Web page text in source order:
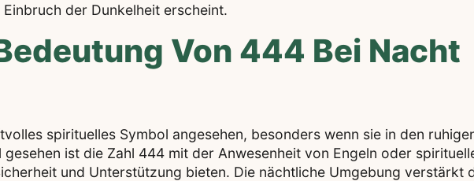
der Dunkelheit erscheint.
Von 444 Bei Nacht
spirituelles Symbol angesehen, besonders wenn sie in den
ist die Zahl 444 mit der Anwesenheit von Engeln oder
und Unterstützung bieten. Die nächtliche Umgebung verstärkt